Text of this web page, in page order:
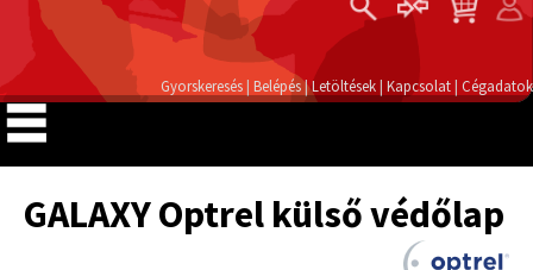
Belépés
Regisztráció
Gyorskeresés | Belépés|Letöltések| Kapcsolat| Cégadatok
GALAXY Optrel külső védőlap